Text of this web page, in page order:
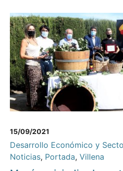
15/09/2021
Desarrollo Económico y
Noticias, Portada, Villena